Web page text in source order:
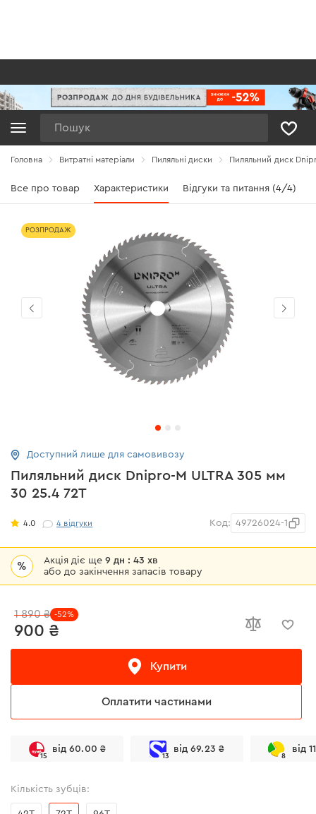
Головна Витратні матеріали Пиляльні диски Пиляльний диск
Все про товар Характеристики Відгуки та питання (4/4)
Пиляльний диск Dnipro-M ULTRA 305 мм
30 25.4 72Т
4.0 4 відгуки Код: 49726024-1
% Акція діє ще9 дн : 43 хв
або до закінчення запасів товару
900 ₴
1 890 ₴ -52%
Купити
Оплатити частинами
15
від 60.00 ₴
13
від 69.23 ₴
8
від
Доступний лише для самовивозу
Кількість зубців:
РОЗПРОДАЖ